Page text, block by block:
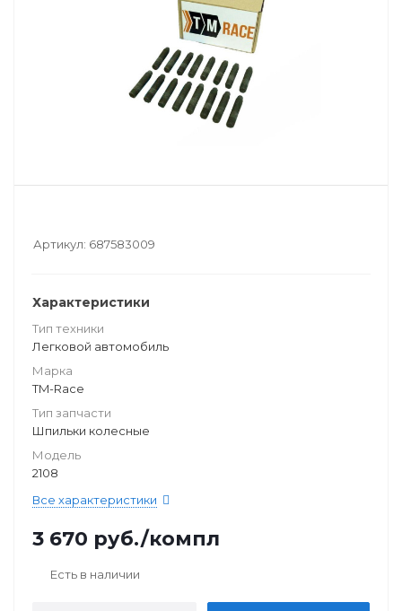
Артикул: 687583009
Характеристики
Тип техники
Легковой автомобиль
Марка
TM-Race
Тип запчасти
Шпильки колесные
Модель
2108
Все характеристики
3 670 руб./компл
Есть в наличии